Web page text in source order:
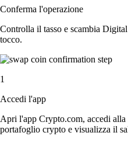
Conferma l'operazione
Controlla il tasso e scambia
tocco.
1
Accedi l'app
Apri l'app Crypto.com, accedi
portafoglio crypto e visualizza il